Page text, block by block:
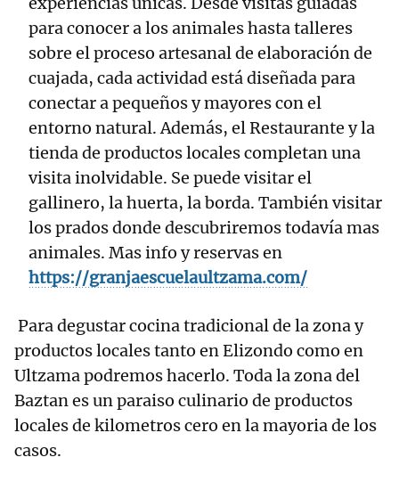
para conocer a los animales hasta talleres
sobre el proceso artesanal de elaboración de
cuajada, cada actividad está diseñada para
conectar a pequeños y mayores con el
entorno natural. Además, el Restaurante y la
tienda de productos locales completan una
visita inolvidable. Se puede visitar el
gallinero, la huerta, la borda. También visitar
los prados donde descubriremos todavía mas
animales. Mas info y reservas en
https://granjaescuelaultzama.com/
Para degustar cocina tradicional de la zona y
productos locales tanto en Elizondo como en
Ultzama podremos hacerlo. Toda la zona del
Baztan es un paraiso culinario de productos
locales de kilometros cero en la mayoria de los
casos.